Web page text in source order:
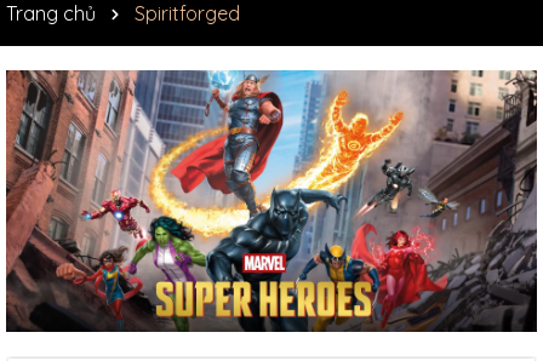
Trang chủ Spiritforged